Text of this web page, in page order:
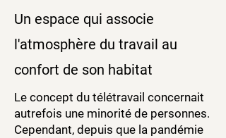
Un espace qui associe
l'atmosphère du travail au
confort de son habitat
Le concept du télétravail concernait
autrefois une minorité de personnes.
Cependant, depuis que la pandémie